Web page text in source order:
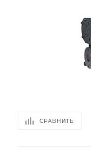
СРАВНИТЬ